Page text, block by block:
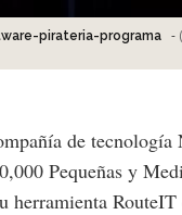
pirateria-programa -
de tecnología
Pequeñas y
herramienta